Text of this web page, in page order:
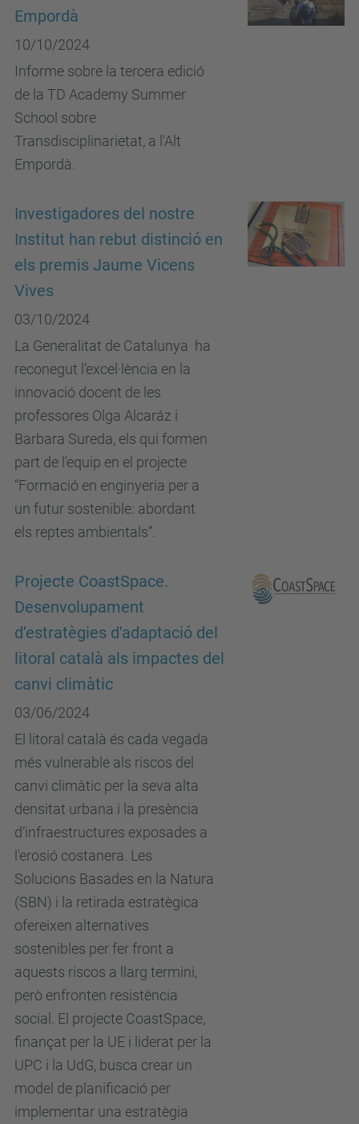
Empordà
10/10/2024
Informe sobre la tercera edició
de la TD Academy Summer
School sobre
Transdisciplinarietat, a l'Alt
Empordà.
Investigadores del nostre
Institut han rebut distinció en
els premis Jaume Vicens
Vives
03/10/2024
La Generalitat de Catalunya ha
reconegut l'excel·lència en la
innovació docent de les
professores Olga Alcaráz i
Barbara Sureda, els qui formen
part de l'equip en el projecte
“Formació en enginyeria per a
un futur sostenible: abordant
els reptes ambientals”.
Projecte CoastSpace.
Desenvolupament
d’estratègies d'adaptació del
litoral català als impactes del
canvi climàtic
03/06/2024
El litoral català és cada vegada
més vulnerable als riscos del
canvi climàtic per la seva alta
densitat urbana i la presència
d’infraestructures exposades a
l'erosió costanera. Les
Solucions Basades en la Natura
(SBN) i la retirada estratègica
ofereixen alternatives
sostenibles per fer front a
aquests riscos a llarg termini,
però enfronten resistència
social. El projecte CoastSpace,
finançat per la UE i liderat per la
UPC i la UdG, busca crear un
model de planificació per
implementar una estratègia